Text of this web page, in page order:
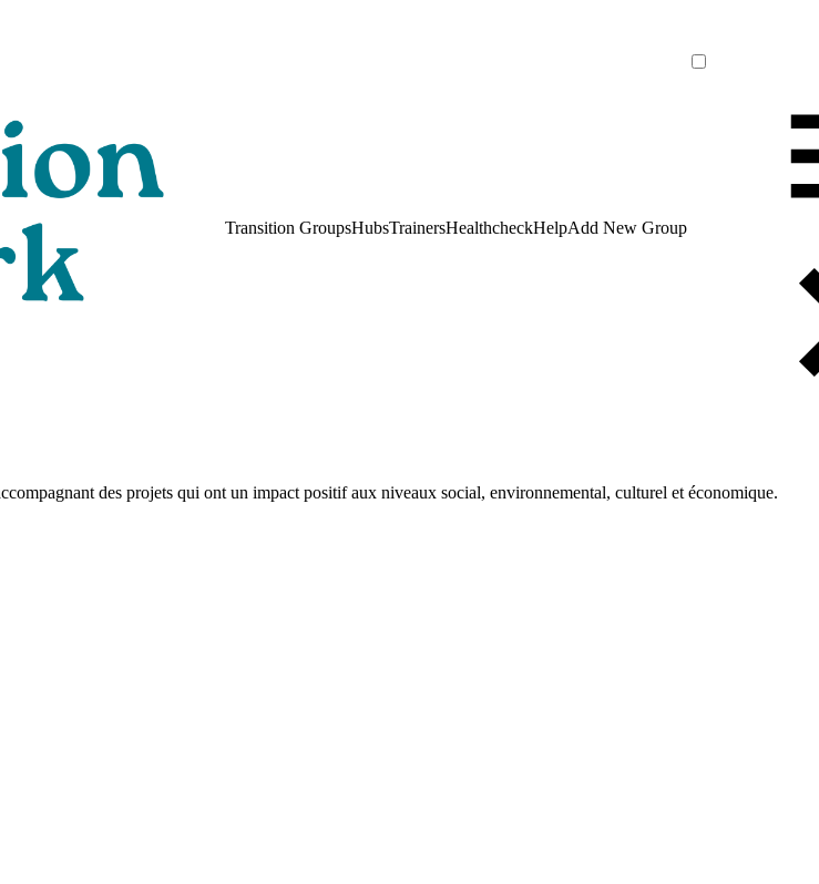
Transition GroupsHubsTrainersHealthcheckHelpAdd New Group
des projets qui ont un impact positif aux niveaux social, environnemental, culturel et économique.